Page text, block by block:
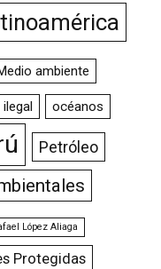
ambiente
océanos
Petróleo
López Aliaga
Protegidas